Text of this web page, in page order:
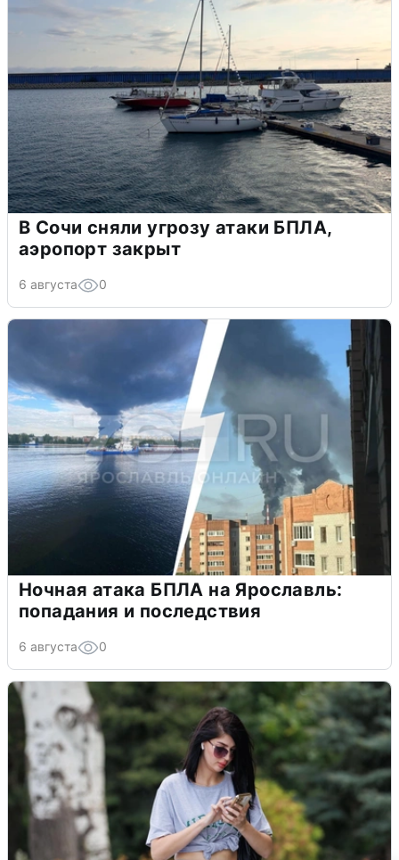
В Сочи сняли угрозу атаки БПЛА,
аэропорт закрыт
6 августа 0
Ночная атака БПЛА на Ярославль:
попадания и последствия
6 августа 0